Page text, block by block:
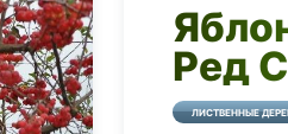
Ред
ЛИСТВЕННЫЕ